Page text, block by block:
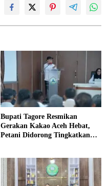
Bupati Tagore Resmikan
Gerakan Kakao Aceh Hebat,
Petani Didorong Tingkatkan